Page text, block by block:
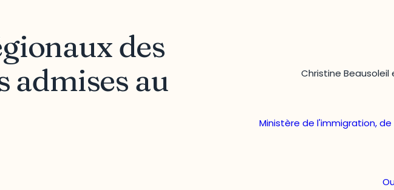
des
admises au
Christine Beausoleil
Ministère de l'immigration,